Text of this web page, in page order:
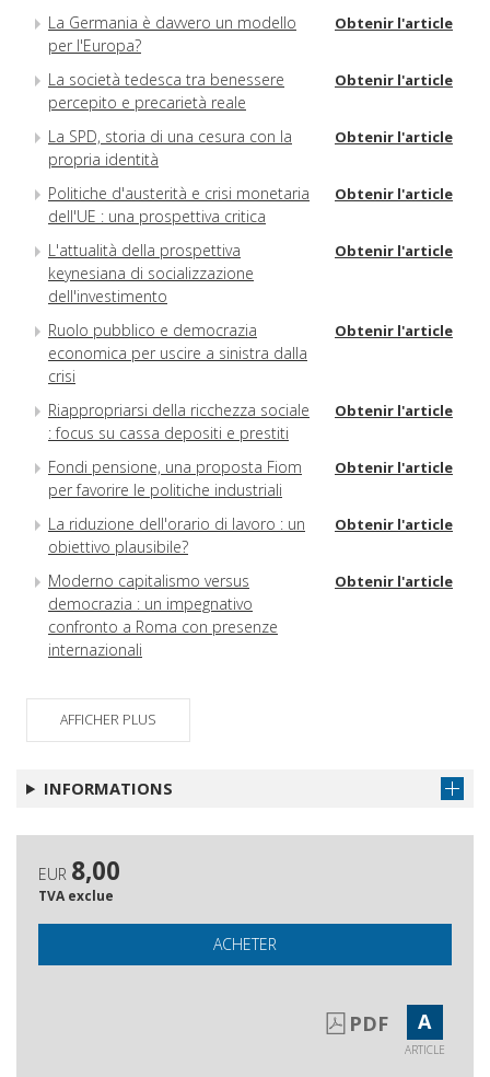
La Germania è davvero un modello
per l'Europa?
Obtenir l'article
La società tedesca tra benessere
percepito e precarietà reale
Obtenir l'article
La SPD, storia di una cesura con la
propria identità
Obtenir l'article
Politiche d'austerità e crisi monetaria
dell'UE : una prospettiva critica
Obtenir l'article
L'attualità della prospettiva
keynesiana di socializzazione
dell'investimento
Obtenir l'article
Ruolo pubblico e democrazia
economica per uscire a sinistra dalla
crisi
Obtenir l'article
Riappropriarsi della ricchezza sociale
: focus su cassa depositi e prestiti
Obtenir l'article
Fondi pensione, una proposta Fiom
per favorire le politiche industriali
Obtenir l'article
La riduzione dell'orario di lavoro : un
obiettivo plausibile?
Obtenir l'article
Moderno capitalismo versus
democrazia : un impegnativo
confronto a Roma con presenze
internazionali
Obtenir l'article
parlare al cuore dei problemi
Il 18-19 ottobre per un nuovo ciclo di
Il movimento studentesco alle prese
Obtenir l'article
popolare e sguardo oltre
processi agli esponenti no Tav.
In Italia la sinistra politica si prepara
Obtenir l'article
In Francia, la via maldestra de La Republique
Obtenir l'article
AFFICHER PLUS
INFORMATIONS
EUR 8,00
TVA exclue
ACHETER
PDF A
ARTICLE